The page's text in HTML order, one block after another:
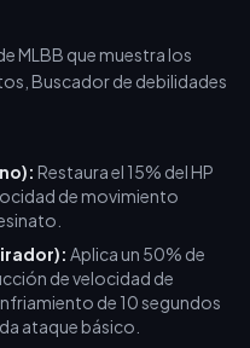
Restaura el 15% del HP
de movimiento
Aplica un 50% de
de velocidad de
de 10 segundos
ataque básico.